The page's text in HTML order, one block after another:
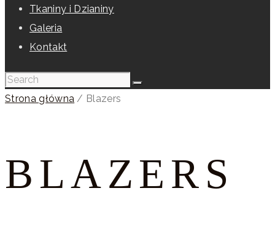
Tkaniny i Dzianiny
Galeria
Kontakt
Strona główna / Blazers
BLAZERS